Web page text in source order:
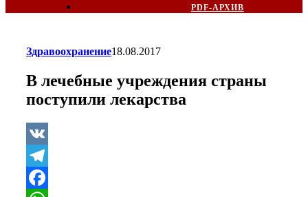
PDF-АРХИВ
Здравоохранение18.08.2017
В лечебные учреждения страны
поступили лекарства
VK
Telegram